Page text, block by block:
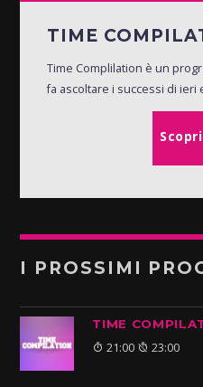
TIME
Time Complilation è un
fa ascoltare i successi di ieri
I PROSSIMI
TIME
21:00 23:00